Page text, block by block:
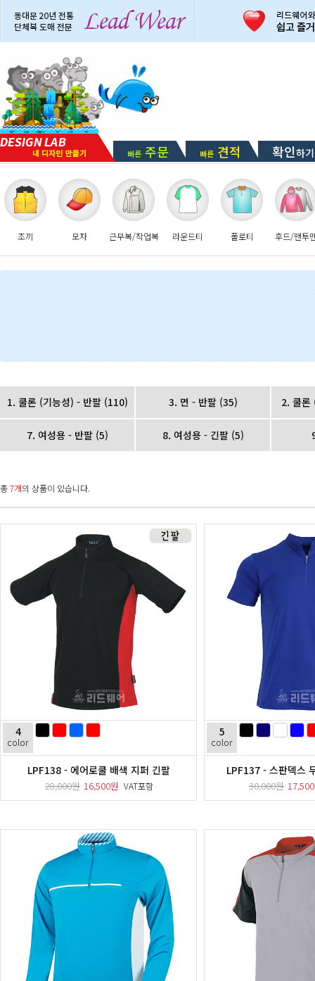
빠른 주문 빠른 견적 확인하기
조끼 모자 근무복/작업복 라운드티 폴로티 후드/맨투
1. 쿨론 (기능성) - 반팔 (110) 3. 면 - 반팔 (35) 2. 쿨론
7. 여성용 - 반팔 (5) 8. 여성용 - 긴팔 (5)
총7개의 상품이 있습니다.
4
color
LPF138 - 에어로쿨 배색 지퍼 긴팔
28,000원 16,500원 VAT포함
5
color
LPF137 - 스판덱스
30,000원